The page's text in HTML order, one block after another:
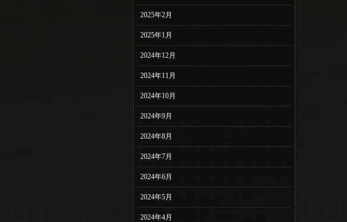
2025年2月
2025年1月
2024年12月
2024年11月
2024年10月
2024年9月
2024年8月
2024年7月
2024年6月
2024年5月
2024年4月